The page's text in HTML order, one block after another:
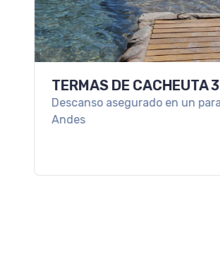
TERMAS DE CACHEUTA
Descanso asegurado en un
Andes